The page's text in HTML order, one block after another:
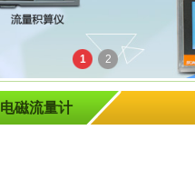
1 2
电磁流量计